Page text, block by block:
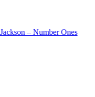
– Number Ones